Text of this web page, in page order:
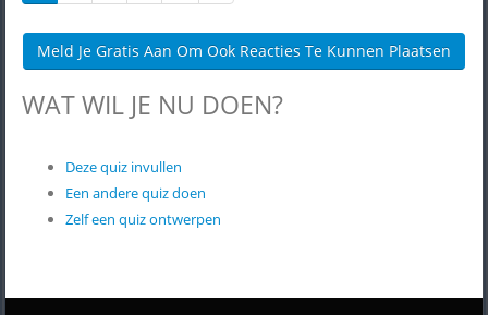
Meld Je Gratis Aan Om Ook Reacties Te Kunnen Plaatsen
WAT WIL JE NU DOEN?
Deze quiz invullen
Een andere quiz doen
Zelf een quiz ontwerpen